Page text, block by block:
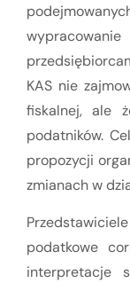
KAS nie
fiskalnej, ale
podatników.
propozycji
zmianach w
podatkowe
interpretacje